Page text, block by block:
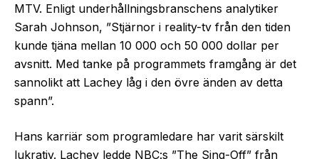
MTV. Enligt underhållningsbranschens analytiker
Sarah Johnson, ”Stjärnor i reality-tv från den tiden
kunde tjäna mellan 10 000 och 50 000 dollar per
avsnitt. Med tanke på programmets framgång är det
sannolikt att Lachey låg i den övre änden av detta
spann”.
Hans karriär som programledare har varit särskilt
lukrativ. Lachey ledde NBC:s ”The Sing-Off” från